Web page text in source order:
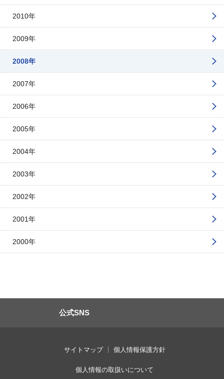
2010年
2009年
2008年
2007年
2006年
2005年
2004年
2003年
2002年
2001年
2000年
公式SNS
サイトマップ 個人情報保護方針
個人情報の取扱いについて